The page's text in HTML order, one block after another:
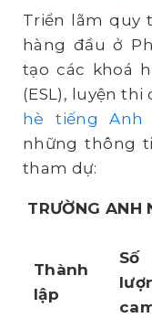
Triển lãm quy
hàng đầu ở
tạo các khoá
(ESL), luyện thi
hè tiếng
những thông
tham dự:
TRƯỜNG ANH
Thành
lập
Số